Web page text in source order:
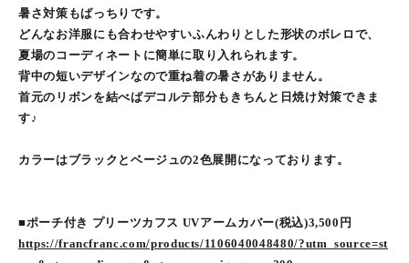
暑さ対策もばっちりです。
どんなお洋服にも合わせやすいふんわりとした形状のボレロで、
夏場のコーディネートに簡単に取り入れられます。
背中の短いデザインなので重ね着の暑さがありません。
首元のリボンを結べばデコルテ部分もきちんと日焼け対策できま
す♪
カラーはブラックとベージュの2色展開になっております。
■ポーチ付き プリーツカフス UVアームカバー(税込)3,500円
https://francfranc.com/products/1106040048480/?utm_source=st